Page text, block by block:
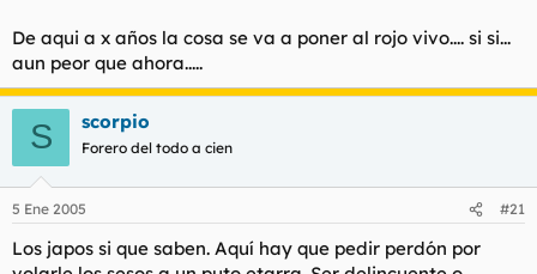
De aqui a x años la cosa se va a poner al rojo vivo.... si si...
aun peor que ahora.....
S scorpio
Forero del todo a cien
5 Ene 2005 #21
Los japos si que saben. Aquí hay que pedir perdón por